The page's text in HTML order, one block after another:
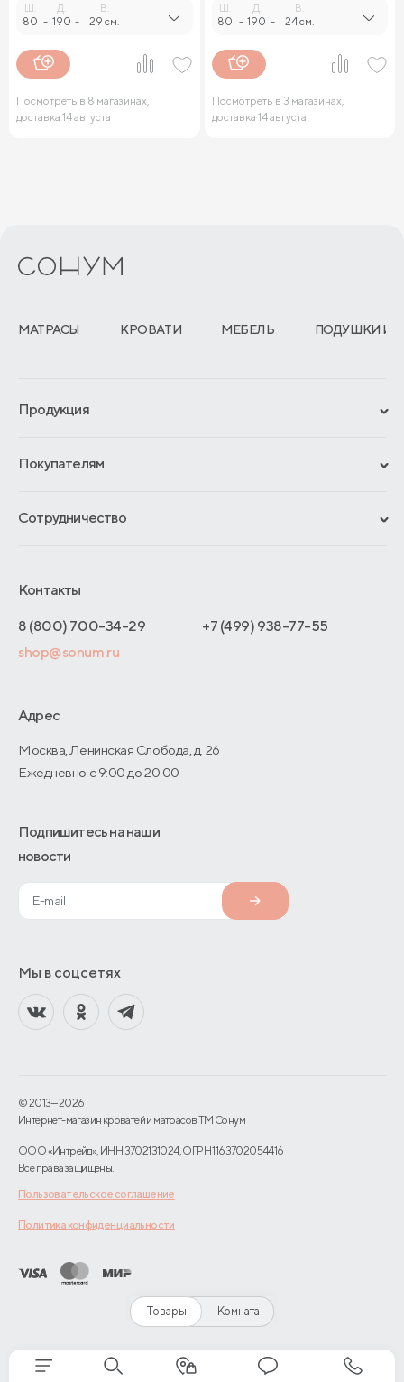
Товары Комната
Ш.
80 -
Д.
190 -
В.
29 см.
Посмотреть в 8 магазинах,
доставка 14 августа
Ш.
80 -
Д.
190 -
В.
24 см.
Посмотреть в 3 магазинах,
доставка 14 августа
МАТРАСЫ КРОВАТИ МЕБЕЛЬ ПОДУШКИ И
Продукция
Гарантии
Отзывы покупателей
Покупателям
Обмен и возврат
Как оформить заказ
Адреса магазинов
Договор-оферты
Сотрудничество
Отельерам
Оптовые продажи
О производстве
Контакты
8 (800) 700-34-29
+7 (499) 938-77-55
shop@sonum.ru
Адрес
Москва, Ленинская Слобода, д. 26
Ежедневно с 9:00 до 20:00
Подпишитесь на наши
новости
Мы в соцсетях
© 2013—2026
Интернет-магазин кроватей и матрасов TM Сонум
ООО «Интрейд», ИНН 3702131024, ОГРН 1163702054416
Все права защищены.
Пользовательское соглашение
Политика конфиденциальности